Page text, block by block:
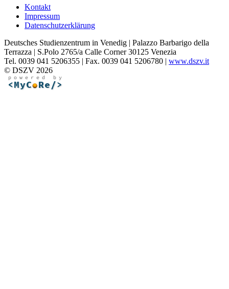
Kontakt
Impressum
Datenschutzerklärung
Deutsches Studienzentrum in Venedig | Palazzo Barbarigo della
Terrazza | S.Polo 2765/a Calle Corner 30125 Venezia
Tel. 0039 041 5206355 | Fax. 0039 041 5206780 | www.dszv.it
© DSZV 2026